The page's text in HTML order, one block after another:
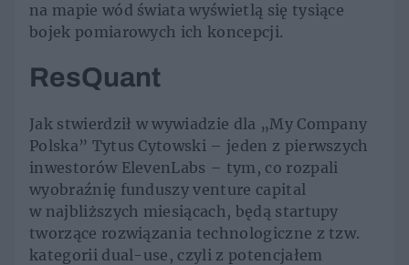
na mapie wód świata wyświetlą się tysiące
bojek pomiarowych ich koncepcji.
ResQuant
Jak stwierdził w wywiadzie dla „My Company
Polska” Tytus Cytowski – jeden z pierwszych
inwestorów ElevenLabs – tym, co rozpali
wyobraźnię funduszy venture capital
w najbliższych miesiącach, będą startupy
tworzące rozwiązania technologiczne z tzw.
kategorii dual-use, czyli z potencjałem